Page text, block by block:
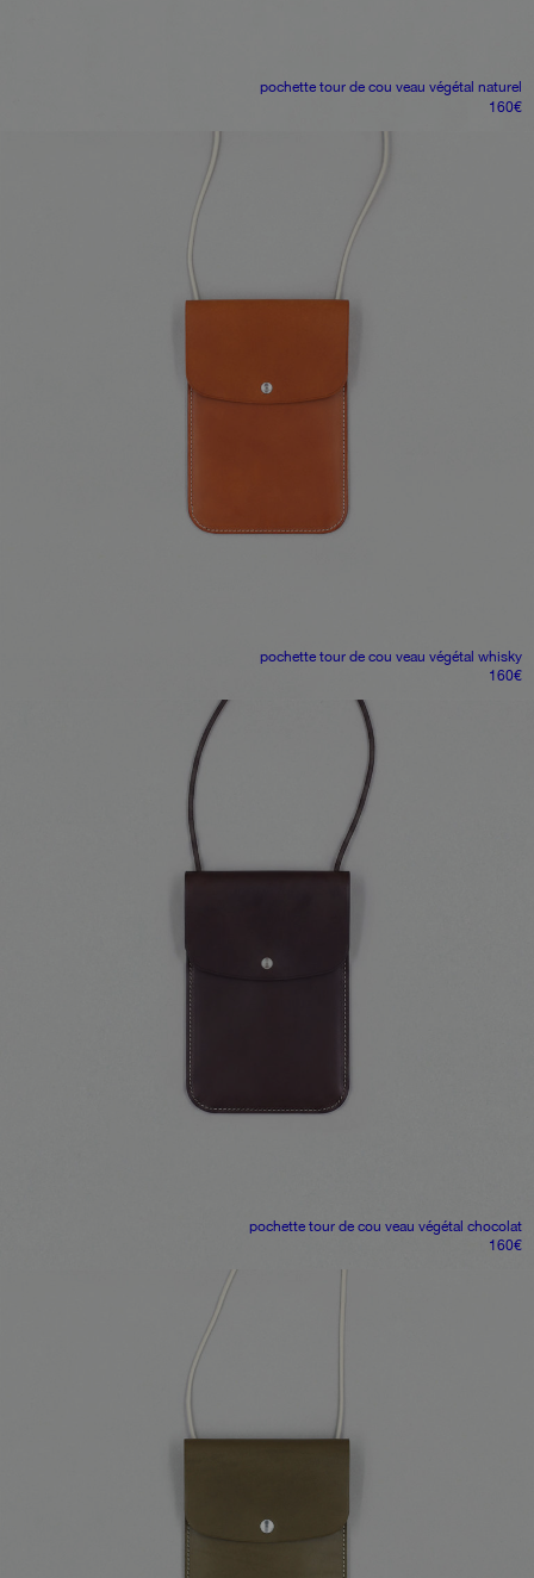
pochette tour de cou veau végétal naturel
160€
pochette tour de cou veau végétal whisky
160€
pochette tour de cou veau végétal chocolat
160€